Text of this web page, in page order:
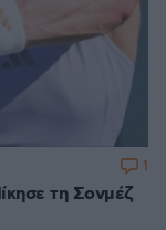
τη Σονμέζ
1